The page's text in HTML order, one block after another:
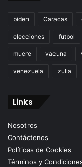
biden Caracas
elecciones futbol
muere vacuna
venezuela zulia
Links
Nosotros
Contáctenos
Políticas de Cookies
Términos y